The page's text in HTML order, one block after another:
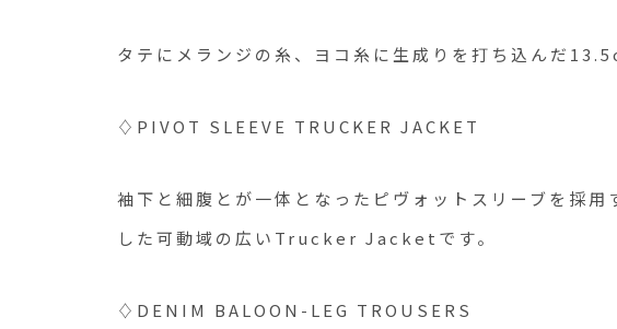
タテにメランジの糸、ヨコ糸に生成りを打ち込んだ
♢PIVOT SLEEVE TRUCKER JACKET
袖下と細腹とが一体となったピヴォットスリーブを採用
した可動域の広いTrucker Jacketです。
♢DENIM BALOON-LEG TROUSERS